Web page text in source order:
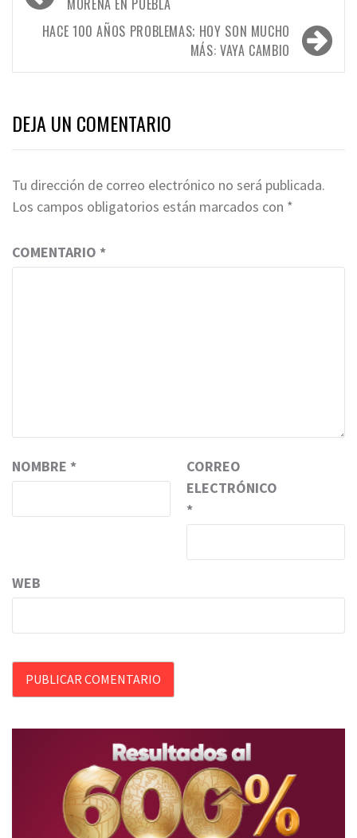
de
entradas
MORENA EN PUEBLA
HACE 100 AÑOS PROBLEMAS; HOY SON MUCHO
MÁS: VAYA CAMBIO
DEJA UN COMENTARIO
Tu dirección de correo electrónico no será publicada.
Los campos obligatorios están marcados con *
COMENTARIO *
NOMBRE *
CORREO
ELECTRÓNICO
*
WEB